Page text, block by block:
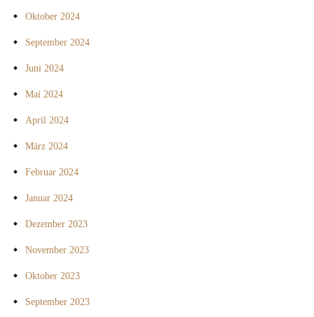
Oktober 2024
September 2024
Juni 2024
Mai 2024
April 2024
März 2024
Februar 2024
Januar 2024
Dezember 2023
November 2023
Oktober 2023
September 2023